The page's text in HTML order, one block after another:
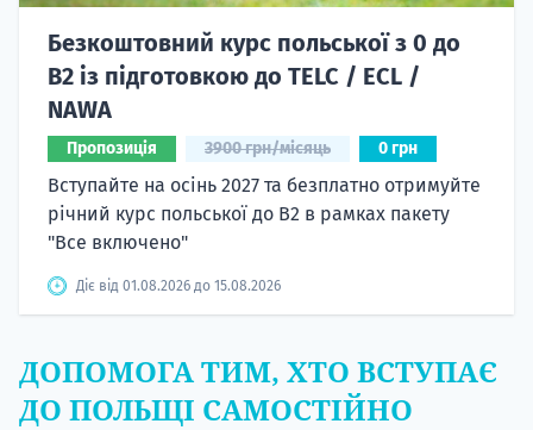
Безкоштовний курс польської з 0 до
B2 із підготовкою до TELC / ECL /
NAWA
Пропозиція 3900 грн/місяць 0 грн
Вступайте на осінь 2027 та безплатно отримуйте
річний курс польської до B2 в рамках пакету
"Все включено"
Діє від 01.08.2026 до 15.08.2026
ДОПОМОГА ТИМ, ХТО ВСТУПАЄ
ДО ПОЛЬЩІ САМОСТІЙНО